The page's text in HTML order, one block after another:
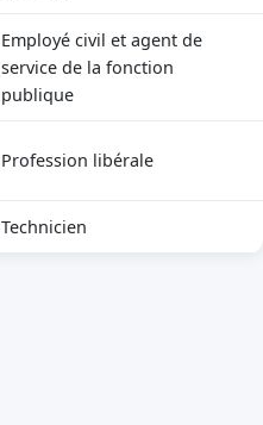
Employé civil et agent de
service de la fonction
publique
Profession libérale
Technicien